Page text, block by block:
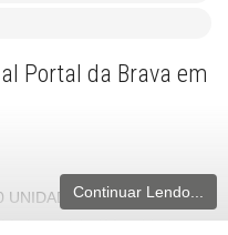
Portal da Brava em
UNIDADES):
dormitório (01 unidade –
Continuar Lendo...